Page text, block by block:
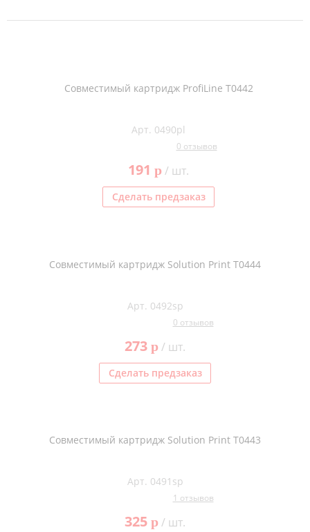
Совместимый картридж ProfiLine T0442
Арт. 0490pl
0 отзывов
191 p/ шт.
Сделать предзаказ
Совместимый картридж Solution Print T0444
Арт. 0492sp
0 отзывов
273 p/ шт.
Сделать предзаказ
Совместимый картридж Solution Print T0443
Арт. 0491sp
1 отзывов
325 p/ шт.